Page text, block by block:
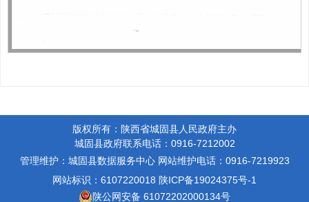
版权所有：陕西省城固县人民政府主办
城固县政府联系电话：0916-7212002
管理维护：城固县数据服务中心 网站维护电话：0916-7219923
网站标识：6107220018 陕ICP备19024375号-1
陕公网安备 61072202000134号